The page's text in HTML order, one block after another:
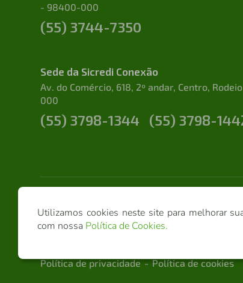
Utilizamos cookies neste site para melhorar
com nossa Política de Cookies.
- 98400-000
(55) 3744-7350
Sede da Sicredi Conexão
Av. do Comércio, 618, 2º andar, Centro,
000
(55) 3798-1344 (55) 3798-
Política de privacidade
Política de cookies